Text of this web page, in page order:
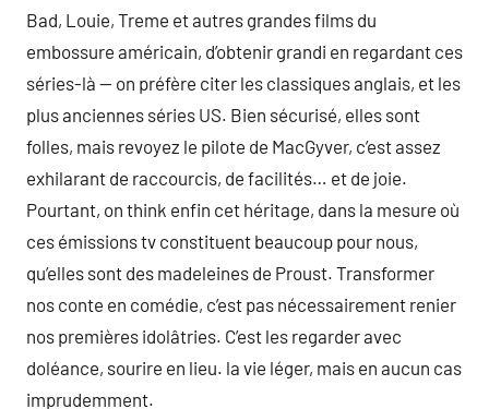
Bad, Louie, Treme et autres grandes films du
embossure américain, d’obtenir grandi en regardant ces
séries-là — on préfère citer les classiques anglais, et les
plus anciennes séries US. Bien sécurisé, elles sont
folles, mais revoyez le pilote de MacGyver, c’est assez
exhilarant de raccourcis, de facilités… et de joie.
Pourtant, on think enfin cet héritage, dans la mesure où
ces émissions tv constituent beaucoup pour nous,
qu’elles sont des madeleines de Proust. Transformer
nos conte en comédie, c’est pas nécessairement renier
nos premières idolâtries. C’est les regarder avec
doléance, sourire en lieu. la vie léger, mais en aucun cas
imprudemment.